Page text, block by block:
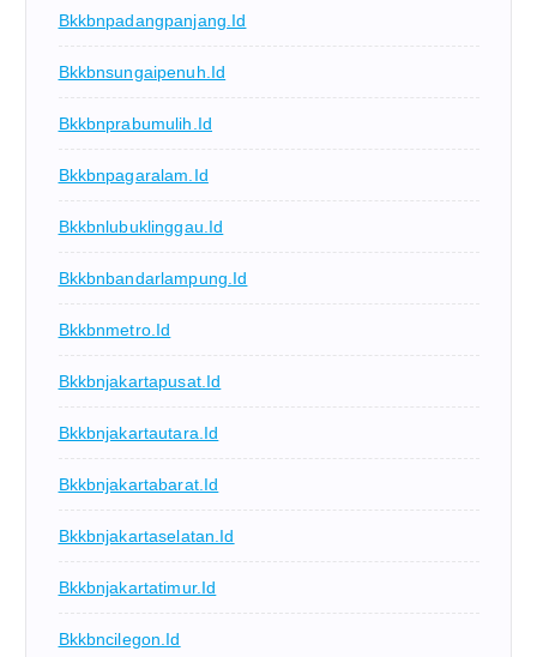
Bkkbnpadangpanjang.id
Bkkbnsungaipenuh.id
Bkkbnprabumulih.id
Bkkbnpagaralam.id
Bkkbnlubuklinggau.id
Bkkbnbandarlampung.id
Bkkbnmetro.id
Bkkbnjakartapusat.id
Bkkbnjakartautara.id
Bkkbnjakartabarat.id
Bkkbnjakartaselatan.id
Bkkbnjakartatimur.id
Bkkbncilegon.id